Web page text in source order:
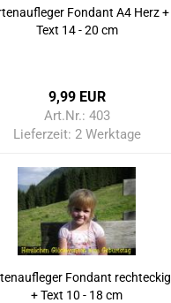
Fondant A4 Herz +
Text 14 - 20 cm
9,99 EUR
Art.Nr.: 403
Lieferzeit: 2 Werktage
Fondant rechteckig
+ Text 10 - 18 cm